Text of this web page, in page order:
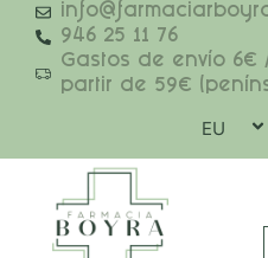
946 25 11 76
Gastos de envío 6€ /
partir de 59€
EU